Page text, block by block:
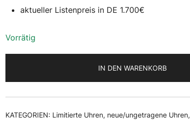
aktueller Listenpreis in DE 1.700€
Vorrätig
IN DEN WARENKORB
KATEGORIEN: Limitierte Uhren, neue/ungetragene Uhren,